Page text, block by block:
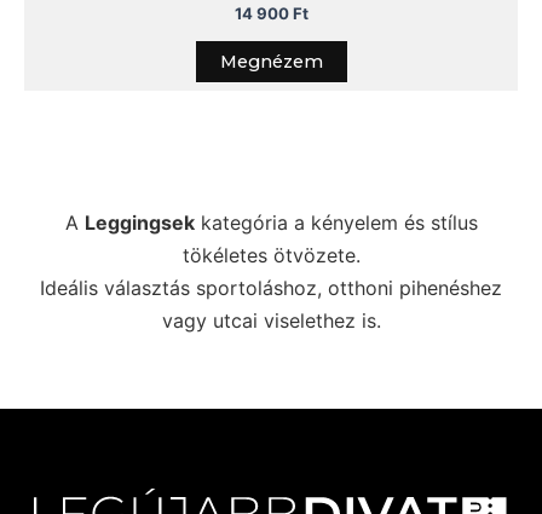
14 900Ft
Megnézem
A Leggingsekkategória a kényelem és stílus
tökéletes ötvözete.
Ideális választás sportoláshoz, otthoni pihenéshez
vagy utcai viselethez is.